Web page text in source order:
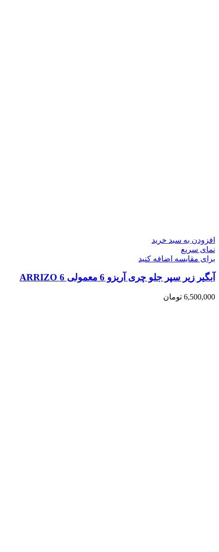
افزودن به سبد خرید
نمای سریع
برای مقایسه اضافه کنید
آبگیر زیر سپر جلو چری آریزو 6 معمولی ARRIZO 6
6,500,000 تومان